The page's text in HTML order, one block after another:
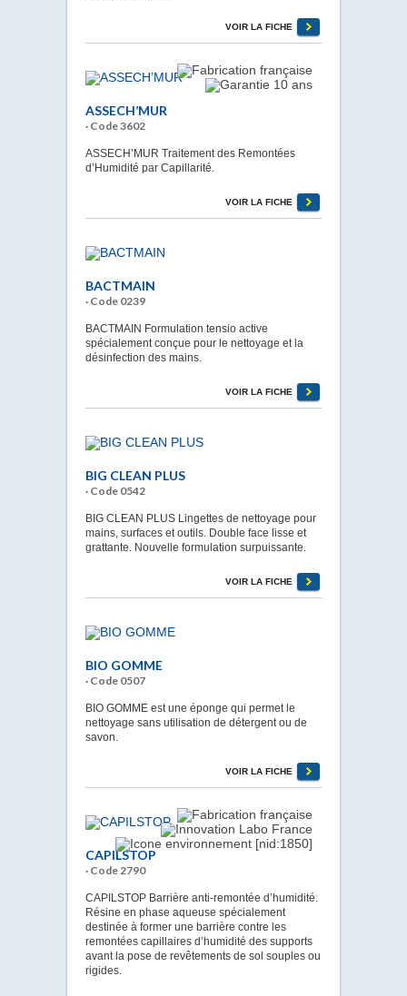
VOIR LA FICHE
ASSECH’MUR
· Code 3602
ASSECH’MUR Traitement des Remontées
d’Humidité par Capillarité.
VOIR LA FICHE
BACTMAIN
· Code 0239
BACTMAIN Formulation tensio active
spécialement conçue pour le nettoyage et la
désinfection des mains.
VOIR LA FICHE
BIG CLEAN PLUS
· Code 0542
BIG CLEAN PLUS Lingettes de nettoyage pour
mains, surfaces et outils. Double face lisse et
grattante. Nouvelle formulation surpuissante.
VOIR LA FICHE
BIO GOMME
· Code 0507
BIO GOMME est une éponge qui permet le
nettoyage sans utilisation de détergent ou de
savon.
VOIR LA FICHE
CAPILSTOP
· Code 2790
CAPILSTOP Barrière anti-remontée d’humidité.
Résine en phase aqueuse spécialement
destinée à former une barrière contre les
remontées capillaires d’humidité des supports
avant la pose de revêtements de sol souples ou
rigides.